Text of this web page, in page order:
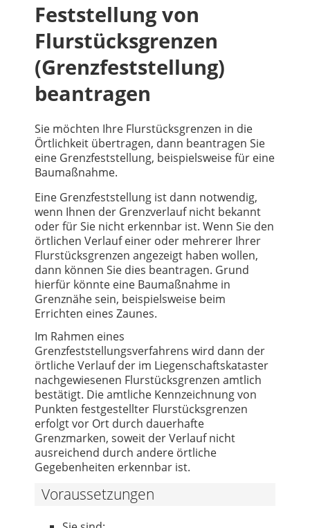
Feststellung von
Flurstücksgrenzen
(Grenzfeststellung)
beantragen
Sie möchten Ihre Flurstücksgrenzen in die
Örtlichkeit übertragen, dann beantragen Sie
eine Grenzfeststellung, beispielsweise für eine
Baumaßnahme.
Eine Grenzfeststellung ist dann notwendig,
wenn Ihnen der Grenzverlauf nicht bekannt
oder für Sie nicht erkennbar ist. Wenn Sie den
örtlichen Verlauf einer oder mehrerer Ihrer
Flurstücksgrenzen angezeigt haben wollen,
dann können Sie dies beantragen. Grund
hierfür könnte eine Baumaßnahme in
Grenznähe sein, beispielsweise beim
Errichten eines Zaunes.
Im Rahmen eines
Grenzfeststellungsverfahrens wird dann der
örtliche Verlauf der im Liegenschaftskataster
nachgewiesenen Flurstücksgrenzen amtlich
bestätigt. Die amtliche Kennzeichnung von
Punkten festgestellter Flurstücksgrenzen
erfolgt vor Ort durch dauerhafte
Grenzmarken, soweit der Verlauf nicht
ausreichend durch andere örtliche
Gegebenheiten erkennbar ist.
Voraussetzungen